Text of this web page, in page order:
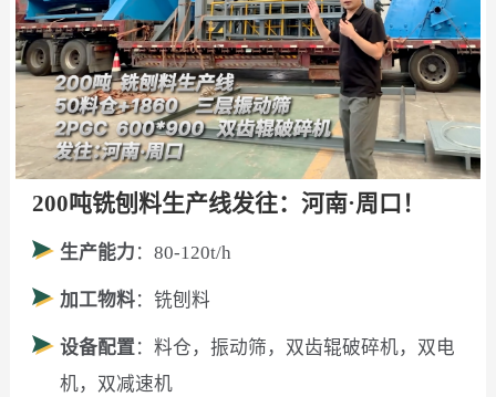
200吨铣刨料生产线发往：河南·周口！
生产能力 ：80-120t/h
加工物料：铣刨料
设备配置：料仓，振动筛，双齿辊破碎机，双电
机，双减速机